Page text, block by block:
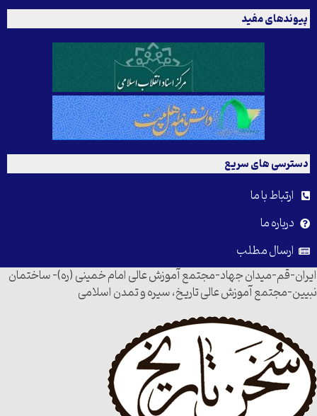
پیوندهای مفید
دسترسی های سریع
ارتباط با ما
درباره ما
ارسال مطلب
ایران-قم-میدان جهاد-مجتمع آموزش عالی امام خمینی (ره)- ساختمان
نبیین-مجتمع آموزش عالی تاریخ، سیره و تمدن اسلامی